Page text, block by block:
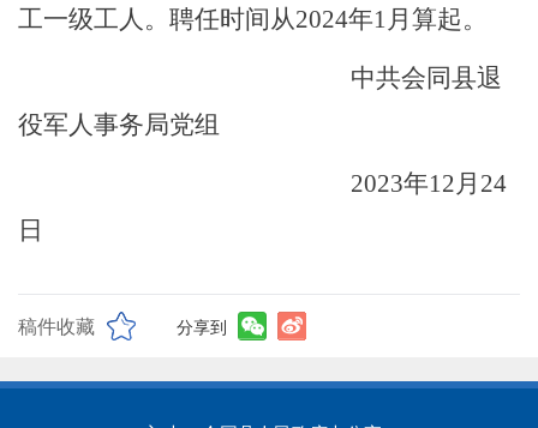
工一级工人。 聘任时间从2024年1月算起。
中共会同县退
役军人事务局党组
2023年12 月 24
日
稿件收藏 分享到